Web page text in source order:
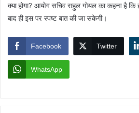
क्या होगा? आयोग सचिव राहुल गोयल का कहना है
बाद ही इस पर स्पष्ट बात की जा सकेगी।
Facebook Twitter
WhatsApp